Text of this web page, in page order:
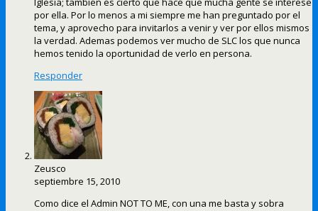
por ella. Por lo menos a mi siempre me han preguntado por el
tema, y aprovecho para invitarlos a venir y ver por ellos mismos
la verdad. Ademas podemos ver mucho de SLC los que nunca
hemos tenido la oportunidad de verlo en persona.
Responder
Zeusco
septiembre 15, 2010
Como dice el Admin NOT TO ME, con una me basta y sobra